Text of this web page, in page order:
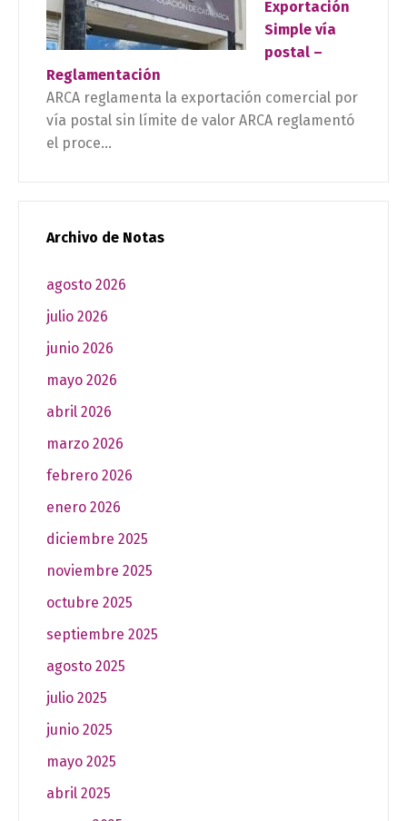
Exportación
Simple vía
postal –
Reglamentación
ARCA reglamenta la exportación comercial por
vía postal sin límite de valor ARCA reglamentó
el proce...
Archivo de Notas
agosto 2026
julio 2026
junio 2026
mayo 2026
abril 2026
marzo 2026
febrero 2026
enero 2026
diciembre 2025
noviembre 2025
octubre 2025
septiembre 2025
agosto 2025
julio 2025
junio 2025
mayo 2025
abril 2025